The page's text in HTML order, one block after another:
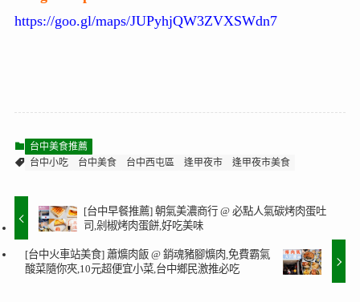
https://goo.gl/maps/JUPyhjQW3ZVXSWdn7
台中美食推薦
台中小吃
台中美食 台中西屯區 逢甲夜市 逢甲夜市美食
[台中早餐推薦] 朝氣美濃商行 @ 必點人氣碳烤肉蛋吐
司,剁椒烤肉蛋餅,好吃美味
[台中火車站美食] 蕭爌肉飯 @ 銷魂豬腳爌肉,免費霸氣
酸菜隨你夾,10元超便宜小菜,台中鄉民激推必吃